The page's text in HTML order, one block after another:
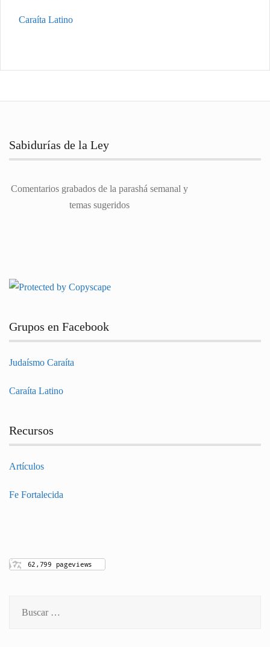
Caraíta Latino
Sabidurías de la Ley
Comentarios grabados de la parashá semanal y
temas sugeridos
Grupos en Facebook
Judaísmo Caraíta
Caraíta Latino
Recursos
Artículos
Fe Fortalecida